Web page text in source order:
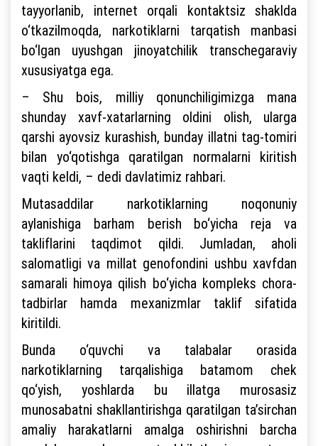
tayyorlanib, internet orqali kontaktsiz shaklda
o‘tkazilmoqda, narkotiklarni tarqatish manbasi
bo‘lgan uyushgan jinoyatchilik transchegaraviy
xususiyatga ega.
– Shu bois, milliy qonunchiligimizga mana
shunday xavf-xatarlarning oldini olish, ularga
qarshi ayovsiz kurashish, bunday illatni tag-tomiri
bilan yo‘qotishga qaratilgan normalarni kiritish
vaqti keldi, – dedi davlatimiz rahbari.
Mutasaddilar narkotiklarning noqonuniy
aylanishiga barham berish bo‘yicha reja va
takliflarini taqdimot qildi. Jumladan, aholi
salomatligi va millat genofondini ushbu xavfdan
samarali himoya qilish bo‘yicha kompleks chora-
tadbirlar hamda mexanizmlar taklif sifatida
kiritildi.
Bunda o‘quvchi va talabalar orasida
narkotiklarning tarqalishiga batamom chek
qo‘yish, yoshlarda bu illatga murosasiz
munosabatni shakllantirishga qaratilgan ta’sirchan
amaliy harakatlarni amalga oshirishni barcha